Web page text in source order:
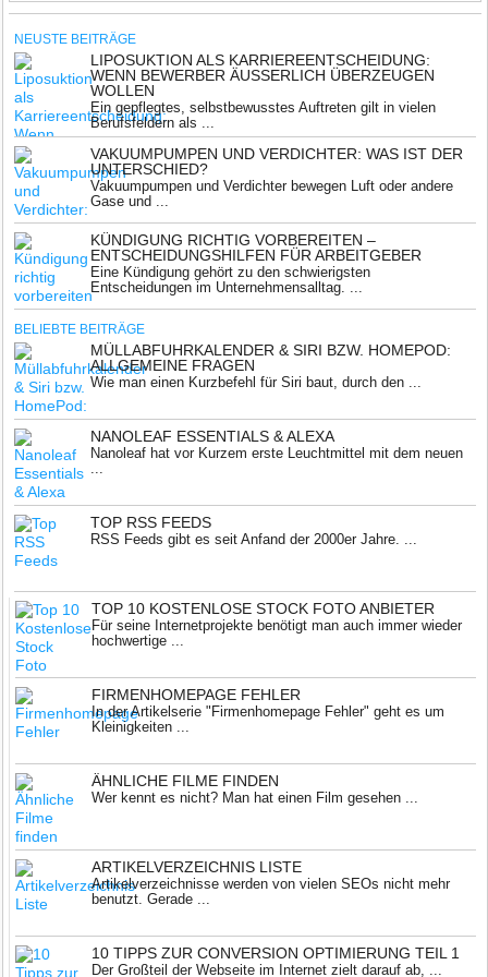
NEUSTE BEITRÄGE
LIPOSUKTION ALS KARRIEREENTSCHEIDUNG:
WENN BEWERBER ÄUSSERLICH ÜBERZEUGEN W
OLLEN
Ein gepflegtes, selbstbewusstes Auftreten gilt in vielen
Berufsfeldern als ...
VAKUUMPUMPEN UND VERDICHTER: WAS IST DER
UNTERSCHIED?
Vakuumpumpen und Verdichter bewegen Luft oder andere
Gase und ...
KÜNDIGUNG RICHTIG VORBEREITEN –
ENTSCHEIDUNGSHILFEN FÜR ARBEITGEBER
Eine Kündigung gehört zu den schwierigsten
Entscheidungen im Unternehmensalltag. ...
BELIEBTE BEITRÄGE
MÜLLABFUHRKALENDER & SIRI BZW. HOMEPOD:
ALLGEMEINE FRAGEN
Wie man einen Kurzbefehl für Siri baut, durch den ...
NANOLEAF ESSENTIALS & ALEXA
Nanoleaf hat vor Kurzem erste Leuchtmittel mit dem neuen
...
TOP RSS FEEDS
RSS Feeds gibt es seit Anfand der 2000er Jahre. ...
TOP 10 KOSTENLOSE STOCK FOTO ANBIETER
Für seine Internetprojekte benötigt man auch immer wieder
hochwertige ...
FIRMENHOMEPAGE FEHLER
In der Artikelserie "Firmenhomepage Fehler" geht es um
Kleinigkeiten ...
ÄHNLICHE FILME FINDEN
Wer kennt es nicht? Man hat einen Film gesehen ...
ARTIKELVERZEICHNIS LISTE
Artikelverzeichnisse werden von vielen SEOs nicht mehr
benutzt. Gerade ...
10 TIPPS ZUR CONVERSION OPTIMIERUNG TEIL 1
Der Großteil der Webseite im Internet zielt darauf ab, ...